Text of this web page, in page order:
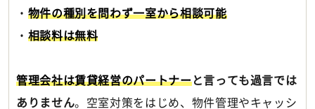
・ 物件の種別を問わず一室から相談可能
・ 相談料は無料
管理会社は賃貸経営のパートナーと言っても過言では
ありません。空室対策をはじめ、物件管理やキャッシ